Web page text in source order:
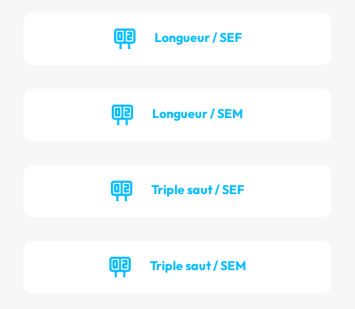
Longueur / SEF
Longueur / SEM
Triple saut / SEF
Triple saut / SEM